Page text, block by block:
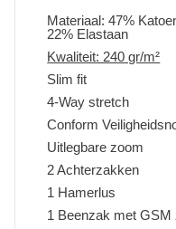
Materiaal: 47%
22% Elastaan
Kwaliteit: 240 gr/m²
Slim fit
4-Way stretch
Conform
Uitlegbare zoom
2 Achterzakken
1 Hamerlus
1 Beenzak met GSM